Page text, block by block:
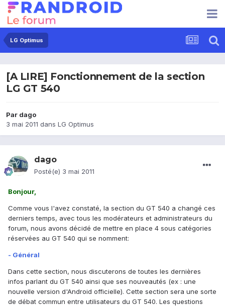
LG Optimus
[A LIRE] Fonctionnement de la section
LG GT 540
Par dago
3 mai 2011 dans LG Optimus
dago
Posté(e) 3 mai 2011
Bonjour,
Comme vous l'avez constaté, la section du GT 540 a changé ces
derniers temps, avec tous les modérateurs et administrateurs du
forum, nous avons décidé de mettre en place 4 sous catégories
réservées au GT 540 qui se nomment:
- Général
Dans cette section, nous discuterons de toutes les dernières
infos parlant du GT 540 ainsi que ses nouveautés (ex : une
nouvelle version d'Android officielle). Cette section sera une sorte
de débat commun entre utilisateurs du GT 540. Les questions